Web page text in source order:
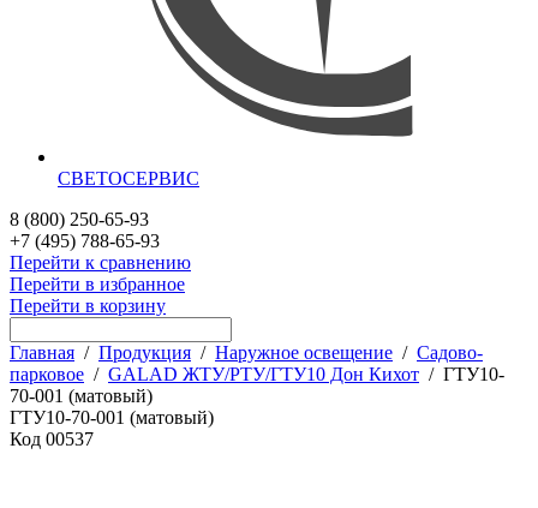
СВЕТОСЕРВИС
8 (800) 250-65-93
+7 (495) 788-65-93
Перейти к сравнению
Перейти в избранное
Перейти в корзину
Главная / Продукция / Наружное освещение / Садово-
парковое / GALAD ЖТУ/РТУ/ГТУ10 Дон Кихот / ГТУ10-
70-001 (матовый)
ГТУ10-70-001 (матовый)
Код 00537